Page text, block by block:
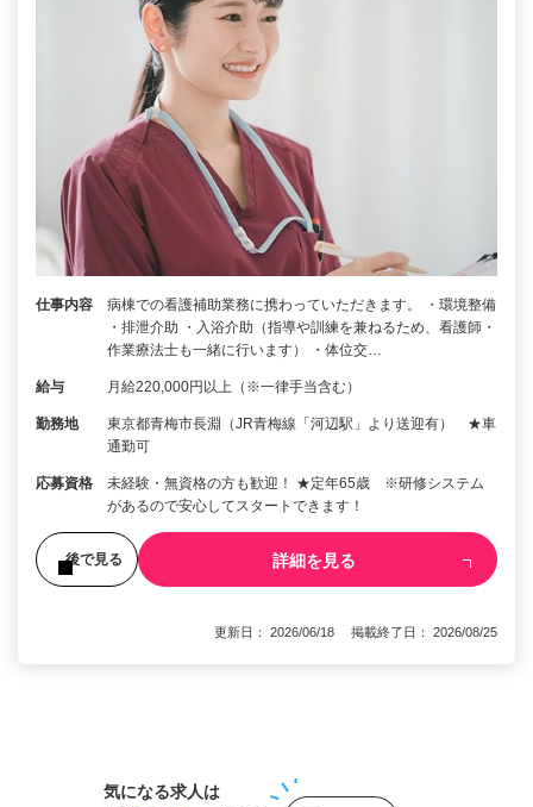
仕事内容
病棟での看護補助業務に携わっていただきます。 ・環境整備
・排泄介助 ・入浴介助（指導や訓練を兼ねるため、看護師・
作業療法士も一緒に行います） ・体位交…
給与 月給220,000円以上（※一律手当含む）
勤務地
東京都青梅市長淵（JR青梅線「河辺駅」より送迎有） ★車
通勤可
応募資格
未経験・無資格の方も歓迎！ ★定年65歳 ※研修システム
があるので安心してスタートできます！
後で見る 詳細を見る
更新日： 2026/06/18 掲載終了日： 2026/08/25
気になる求人は